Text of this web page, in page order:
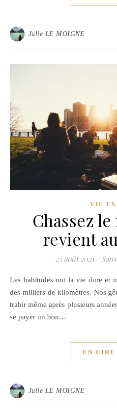
Julie LE MOIGNE
VIE
Chassez
revient
23 août 2021 /
Les habitudes ont la vie dure et nous collent à la peau même à
des milliers de kilomètres. Nos
trahir même après plusieurs
se payer un bon…
EN LIRE
Julie LE MOIGNE